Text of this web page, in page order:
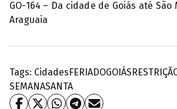
GO-164 – Da cidade de Goiás até São
Araguaia
Tags: Cidades FERIADOGOIÁS
SEMANASANTA